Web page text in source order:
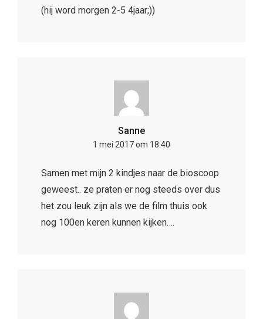
(hij word morgen 2-5 4jaar;))
Sanne
1 mei 2017 om 18:40
Samen met mijn 2 kindjes naar de bioscoop
geweest.. ze praten er nog steeds over dus
het zou leuk zijn als we de film thuis ook
nog 100en keren kunnen kijken….